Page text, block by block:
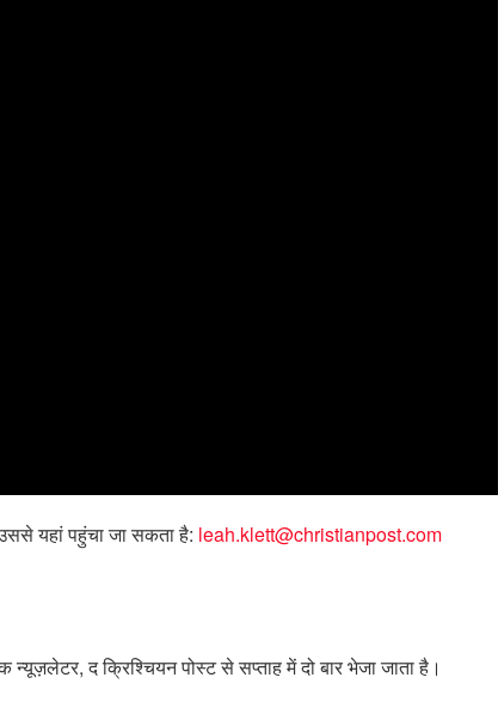
यहां पहुंचा जा सकता है: leah.klett@christianpost.com
न्यूज़लेटर, द क्रिश्चियन पोस्ट से सप्ताह में दो बार भेजा जाता है।